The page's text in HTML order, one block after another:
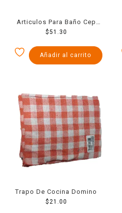
Articulos Para Baño Cep
Escobillon C/Base Wc N/A
$51.30
Añadir al carrito
Trapo De Cocina Domino
$21.00